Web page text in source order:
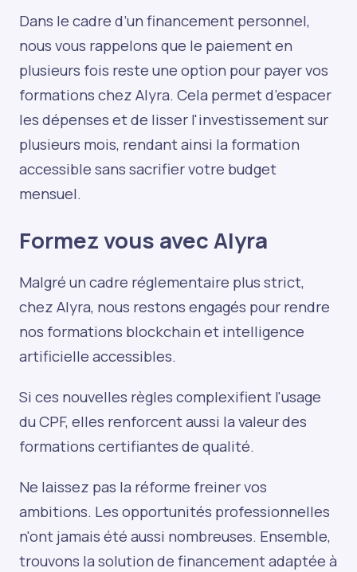
Dans le cadre d’un financement personnel,
nous vous rappelons que le paiement en
plusieurs fois reste une option pour payer vos
formations chez Alyra. Cela permet d’espacer
les dépenses et de lisser l'investissement sur
plusieurs mois, rendant ainsi la formation
accessible sans sacrifier votre budget
mensuel.
Formez vous avec Alyra
Malgré un cadre réglementaire plus strict,
chez Alyra, nous restons engagés pour rendre
nos formations blockchain et intelligence
artificielle accessibles.
Si ces nouvelles règles complexifient l'usage
du CPF, elles renforcent aussi la valeur des
formations certifiantes de qualité.
Ne laissez pas la réforme freiner vos
ambitions. Les opportunités professionnelles
n'ont jamais été aussi nombreuses. Ensemble,
trouvons la solution de financement adaptée à